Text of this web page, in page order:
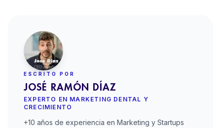
ESCRITO POR
JOSÉ RAMÓN DÍAZ
EXPERTO EN MARKETING DENTAL Y
CRECIMIENTO
+10 años de experiencia en Marketing y Startups